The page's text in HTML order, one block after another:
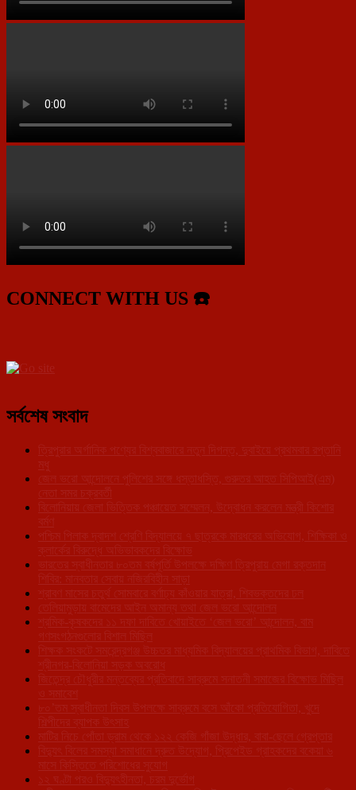
CONNECT WITH US ☎️
সর্বশেষ সংবাদ
ত্রিপুরার অর্গানিক পণ্যের বিশ্ববাজারে নতুন দিগন্ত, দুবাইয়ে প্রথমবার রপ্তানি
মধু
জেল ভরো আন্দোলনে পুলিশের সঙ্গে ধস্তাধস্তি, গুরুতর আহত সিপিআই(এম)
নেতা সমর চক্রবর্তী
বিলোনিয়ায় জেলা ভিত্তিক পঞ্চায়েত সম্মেলন, উদ্বোধন করলেন মন্ত্রী কিশোর
পশ্চিম পিলাক দ্বাদশ শ্রেণি বিদ্যালয়ে ৭ ছাত্রকে মারধরের অভিযোগ, শিক্ষিকা ও
ক্লার্কের বিরুদ্ধে অভিভাবকদের বিক্ষোভ
ভারতের স্বাধীনতার ৮০তম বর্ষপূর্তি উপলক্ষে দক্ষিণ ত্রিপুরায় মেগা রক্তদান
শিবির: মানবতার সেবায় নজিরবিহীন সাড়া
শ্রাবণ মাসের চতুর্থ সোমবারে বর্ণাঢ্য কাঁওয়ার যাত্রা, শিবভক্তদের ঢল
তেলিয়ামুড়ায় বামেদের আইন অমান্য তথা জেল ভরো আন্দোলন
শ্রমিক-কৃষকদের ১১ দফা দাবিতে খোয়াইতে ‘জেল ভরো’ আন্দোলন, বাম
গণসংগঠনগুলোর বিশাল মিছিল
শিক্ষক সংকটে সমরেন্দ্রগঞ্জ উচ্চতর মাধ্যমিক বিদ্যালয়ের প্রাথমিক বিভাগ, দাবিতে
শ্রীনগর-বিলোনিয়া সড়ক অবরোধ
জিতেন্দ্র চৌধুরীর মন্তব্যের প্রতিবাদে সাব্রুমে সনাতনী সমাজের বিক্ষোভ মিছিল
ও সমাবেশ
৮০’তম স্বাধীনতা দিবস উপলক্ষে সাব্রুমে বসে আঁকো প্রতিযোগিতা, খুদে
শিল্পীদের ব্যাপক উৎসাহ
মাটির নিচে পোঁতা ড্রাম থেকে ১২২ কেজি গাঁজা উদ্ধার, বাবা-ছেলে গ্রেপ্তার
বিদ্যুৎ বিলের সমস্যা সমাধানে দ্রুত উদ্যোগ, প্রিপেইড গ্রাহকদের বকেয়া ৬
মাসে কিস্তিতে পরিশোধের সুযোগ
১২ ঘণ্টা পরও বিদ্যুৎহীনতা, চরম দুর্ভোগ